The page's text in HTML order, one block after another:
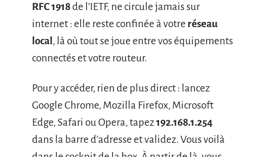
RFC 1918de l’IETF, ne circule jamais sur
internet : elle reste confinée à votre réseau
local, là où tout se joue entre vos équipements
connectés et votre routeur.
Pour y accéder, rien de plus direct : lancez
Google Chrome, Mozilla Firefox, Microsoft
Edge, Safari ou Opera, tapez192.168.1.254
dans la barre d’adresse et validez. Vous voilà